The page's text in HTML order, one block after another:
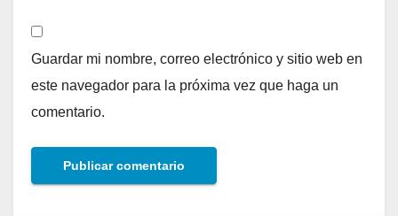
Guardar mi nombre, correo electrónico y sitio web en
este navegador para la próxima vez que haga un
comentario.